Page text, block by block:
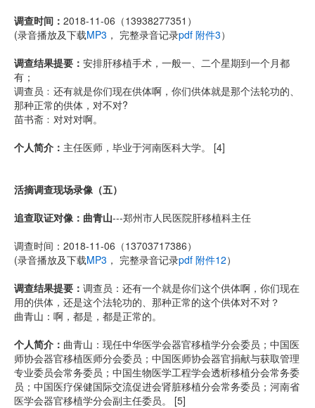
调查时间： 2018-11-06（13938277351）
(录音播放及下载MP3 ， 完整录音记录pdf 附件3）
调查结果提要： 安排肝移植手术，一般一、二个星期到一个月都
有；
调查员﹕还有就是你们现在供体啊，你们供体就是那个法轮功的、
那种正常的供体，对不对?
苗书斋﹕对对对啊。
个人简介： 主任医师，毕业于河南医科大学。 [4]
活摘调查现场录像（五）
追查取证对像：曲青山---郑州市人民医院肝移植科主任
调查时间：2018-11-06（13703717386）
(录音播放及下载MP3 ， 完整录音记录pdf 附件12）
调查结果提要： 调查员：还有一个就是你们这个供体啊，你们现在
用的供体，还是这个法轮功的、那种正常的这个供体对不对？
曲青山：啊，都是，都是正常的。
个人简介： 曲青山：现任中华医学会器官移植学分会委员；中国医
师协会器官移植医师分会委员；中国医师协会器官捐献与获取管理
专业委员会常务委员；中国生物医学工程学会透析移植分会常务委
员；中国医疗保健国际交流促进会肾脏移植分会常务委员；河南省
医学会器官移植学分会副主任委员。 [5]